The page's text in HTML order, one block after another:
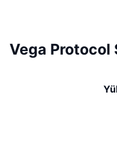
Vega Protocol